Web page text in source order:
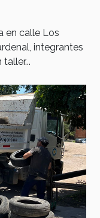
en calle Los
integrantes